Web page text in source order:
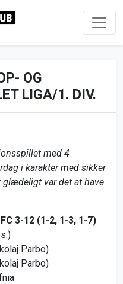
OG
LIGA/1. DIV.
med 4
i karakter med sikker
var det at have
3-12 (1-2, 1-3, 1-7)
Parbo)
Parbo)